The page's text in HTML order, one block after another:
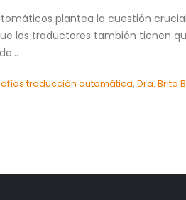
plantea la cuestión
los traductores también tienen
traducción automática,Dra. Brita